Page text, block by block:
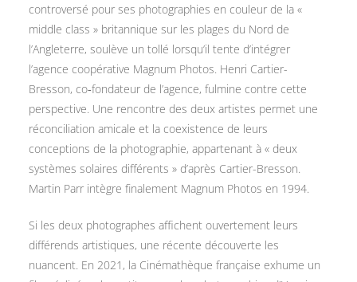
controversé pour ses photographies en couleur de la «
middle class » britannique sur les plages du Nord de
l’Angleterre, soulève un tollé lorsqu’il tente d’intégrer
l’agence coopérative Magnum Photos. Henri Cartier-
Bresson, co‑fondateur de l’agence, fulmine contre cette
perspective. Une rencontre des deux artistes permet une
réconciliation amicale et la coexistence de leurs
conceptions de la photographie, appartenant à « deux
systèmes solaires différents » d’après Cartier-Bresson.
Martin Parr intègre finalement Magnum Photos en 1994.
Si les deux photographes affichent ouvertement leurs
différends artistiques, une récente découverte les
nuancent. En 2021, la Cinémathèque française exhume un